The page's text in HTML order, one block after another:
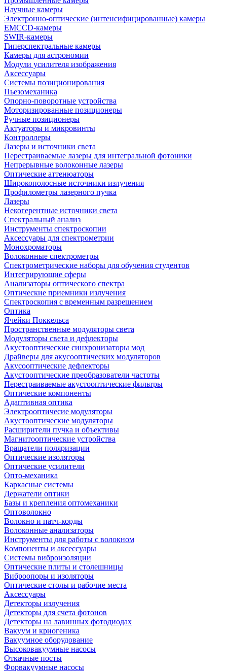
Научные камеры
Электронно-оптические (интенсифицированные) камеры
EMCCD-камеры
SWIR-камеры
Гиперспектральные камеры
Камеры для астрономии
Модули усилителя изображения
Аксессуары
Системы позиционирования
Пьезомеханика
Опорно-поворотные устройства
Моторизированные позиционеры
Ручные позиционеры
Актуаторы и микровинты
Контроллеры
Лазеры и источники света
Перестраиваемые лазеры для интегральной фотоники
Непрерывные волоконные лазеры
Оптические аттенюаторы
Широкополосные источники излучения
Профилометры лазерного пучка
Лазеры
Некогерентные источники света
Спектральный анализ
Инструменты спектроскопии
Аксессуары для спектрометрии
Монохроматоры
Волоконные спектрометры
Спектрометрические наборы для обучения студентов
Интегрирующие сферы
Анализаторы оптического спектра
Оптические приемники излучения
Спектроскопия с временным разрешением
Оптика
Ячейки Поккельса
Пространственные модуляторы света
Модуляторы света и дефлекторы
Акустооптические синхронизаторы мод
Драйверы для акусооптических модуляторов
Акусооптические дефлекторы
Акустооптические преобразователи частоты
Перестраиваемые акустооптические фильтры
Оптические компоненты
Адаптивная оптика
Электрооптичесие модуляторы
Акустооптические модуляторы
Расширители пучка и объективы
Магнитооптические устройства
Вращатели поляризации
Оптические изоляторы
Оптические усилители
Опто-механика
Каркасные системы
Держатели оптики
Базы и крепления оптомеханики
Оптоволокно
Волокно и патч-корды
Волоконные анализаторы
Инструменты для работы с волокном
Компоненты и аксессуары
Системы виброизоляции
Оптические плиты и столешницы
Виброопоры и изоляторы
Оптические столы и рабочие места
Аксессуары
Детекторы излучения
Детекторы для счета фотонов
Детекторы на лавинных фотодиодах
Вакуум и криогеника
Вакуумное оборудование
Высоковакуумные насосы
Откачные посты
Форвакуумные насосы